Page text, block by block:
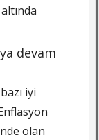
devam
iyi
olan